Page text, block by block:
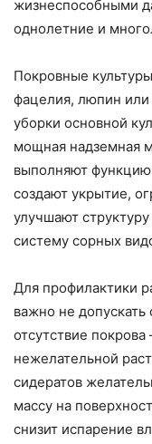
жизнеспособными
однолетние и
Покровные
фацелия, люпин
уборки основной
мощная надземная
выполняют функцию
создают укрытие,
улучшают
систему сорных
Для профилактики
важно не
отсутствие
нежелательной
сидератов
массу на
снизит испарение